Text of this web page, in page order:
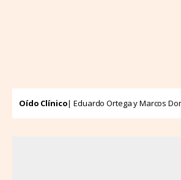
Oído Clínico| Eduardo Ortega y Marcos